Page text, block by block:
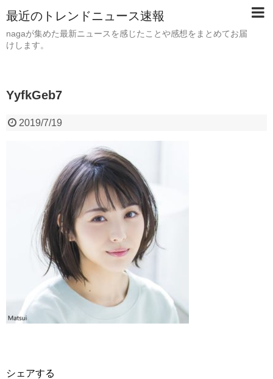
最近のトレンドニュース速報
nagaが集めた最新ニュースを感じたことや感想をまとめてお届
けします。
YyfkGeb7
2019/7/19
シェアする